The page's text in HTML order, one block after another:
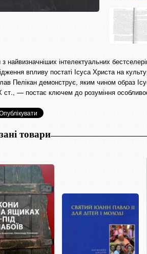
найвизначніших інтелектуальних
впливу постаті Ісуса Христа на
Пелікан демонструє, яким чином образ
ст., — постає ключем до розуміння
товари